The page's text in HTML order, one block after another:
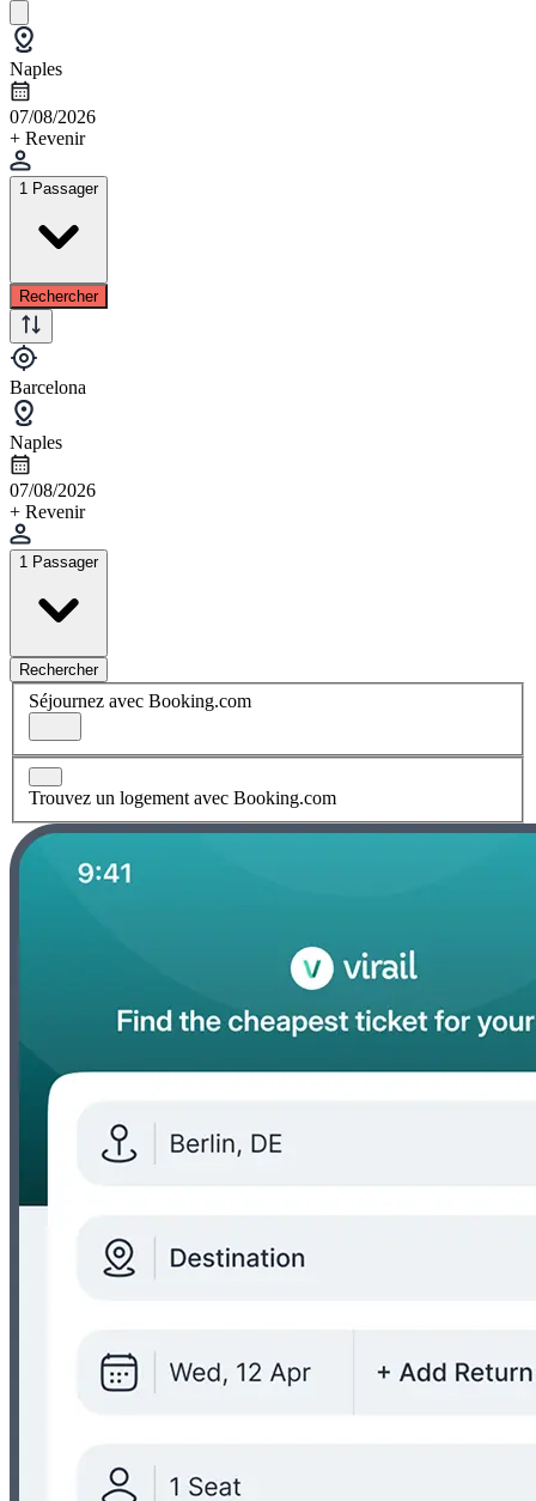
Naples
07/08/2026
+ Revenir
1 Passager
Rechercher
Barcelona
Naples
07/08/2026
+ Revenir
1 Passager
Rechercher
Séjournez avec Booking.com
Trouvez un logement avec Booking.com